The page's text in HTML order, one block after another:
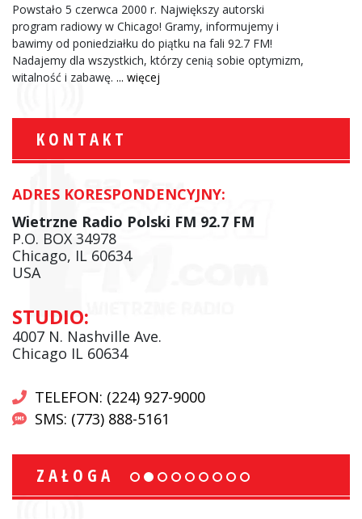
Powstało 5 czerwca 2000 r. Największy autorski
program radiowy w Chicago! Gramy, informujemy i
bawimy od poniedziałku do piątku na fali 92.7 FM!
Nadajemy dla wszystkich, którzy cenią sobie optymizm,
witalność i zabawę. ... więcej
KONTAKT
ADRES KORESPONDENCYJNY:
Wietrzne Radio Polski FM 92.7 FM
P.O. BOX 34978
Chicago, IL 60634
USA
STUDIO:
4007 N. Nashville Ave.
Chicago IL 60634
TELEFON: (224) 927-9000
SMS: (773) 888-5161
ZAŁOGA